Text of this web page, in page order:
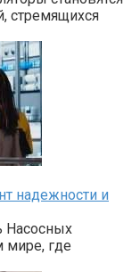
стремящихся
надежности и
Насосных
мире, где